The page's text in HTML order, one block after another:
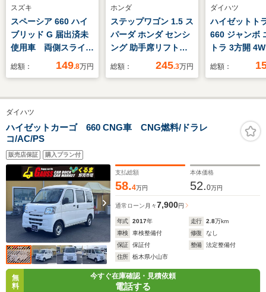
スズキ
スペーシア 660 ハイ
ブリッド G 届出済未
使用車 両側スライド
ドア クリアランスソ
ト LEDヘッドラン
プ スマートキー ア
イドリングストップ
電動格納ミラー ベン
チシート CVT
総額： 149.8万円
ホンダ
ステップワゴン 1.5 ス
パーダ ホンダ センシ
ング 助手席リフトア
ップシート車 Honda
国保証1年 ワンオー
チナビ バックカメ
ーズコントロール 両
側電動スライドドア
総額： 245.3万円
ダイハツ
ハイゼットト
660 ジャンボ
トラ 3方開
SDナビ/スマ
ー 社外/ヘッ
続/EBD付
防止装置/アイ
総額：
ダイハツ
ハイゼットカーゴ 660 CNG車 CNG燃料/ドラレ
コ/AC/PS
販売店保証 購入プラン付
支払総額
58.4万円
本体価格
52.0万円
通常ローン 月々7,900円
年式 2017年 走行 2.8万km
車検
車検整備付 修復
なし
保証
保証付 整備
法定整備付
住所
栃木県小山市
無
料
今すぐ在庫確認・見積依頼
電話する